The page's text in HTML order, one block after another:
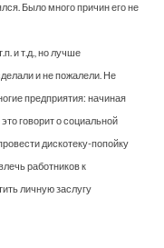
Было много причин его не
и т.д., но лучше
и не пожалели. Не
предприятия: начиная
говорит о социальной
дискотеку-попойку
работников к
личную заслугу